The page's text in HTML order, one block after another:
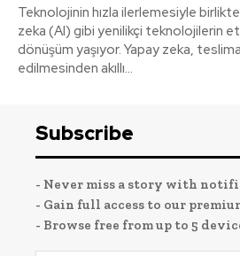
Teknolojinin hızla ilerlemesiyle
zeka (AI) gibi yenilikçi teknolojilerin
dönüşüm yaşıyor. Yapay zeka, teslimat rotalarının optimize
edilmesinden akıllı...
Subscribe
- Never miss a story with
- Gain full access to our
- Browse free from up to 5